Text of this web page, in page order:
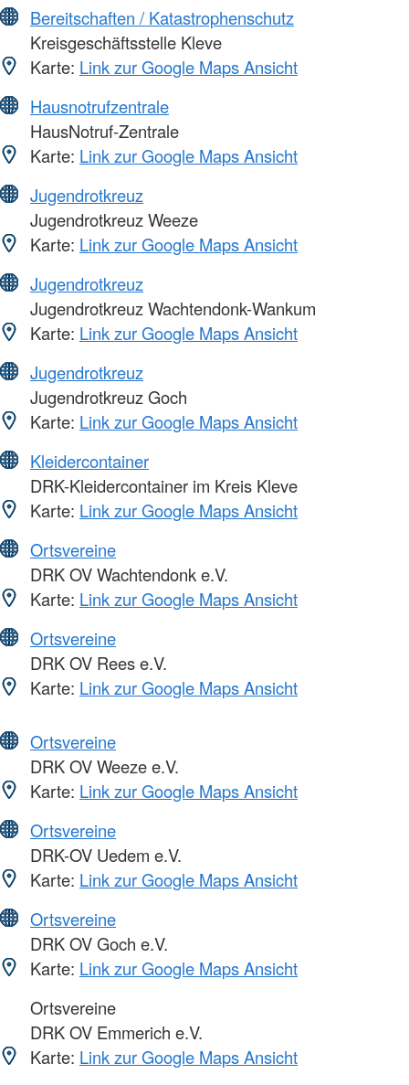
Bereitschaften / Katastrophenschutz
Kreisgeschäftsstelle Kleve
Karte: Link zur Google Maps Ansicht
Hausnotrufzentrale
HausNotruf-Zentrale
Karte: Link zur Google Maps Ansicht
Jugendrotkreuz
Jugendrotkreuz Weeze
Karte: Link zur Google Maps Ansicht
Jugendrotkreuz
Jugendrotkreuz Wachtendonk-Wankum
Karte: Link zur Google Maps Ansicht
Jugendrotkreuz
Jugendrotkreuz Goch
Karte: Link zur Google Maps Ansicht
Kleidercontainer
DRK-Kleidercontainer im Kreis Kleve
Karte: Link zur Google Maps Ansicht
Ortsvereine
DRK OV Wachtendonk e.V.
Karte: Link zur Google Maps Ansicht
Ortsvereine
DRK OV Rees e.V.
Karte: Link zur Google Maps Ansicht
Ortsvereine
DRK OV Weeze e.V.
Karte: Link zur Google Maps Ansicht
Ortsvereine
DRK-OV Uedem e.V.
Karte: Link zur Google Maps Ansicht
Ortsvereine
DRK OV Goch e.V.
Karte: Link zur Google Maps Ansicht
Ortsvereine
DRK OV Emmerich e.V.
Karte: Link zur Google Maps Ansicht